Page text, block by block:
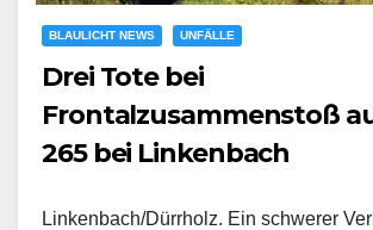
BLAULICHT NEWS UNFÄLLE
Drei Tote bei
Frontalzusammenstoß
265 bei Linkenbach
Linkenbach/Dürrholz. Ein schwerer